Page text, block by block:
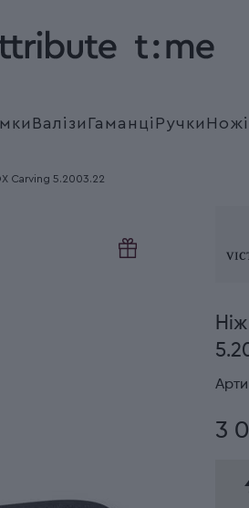
Валізи Гаманці Ручки Ножі
Carving 5.2003.22
3